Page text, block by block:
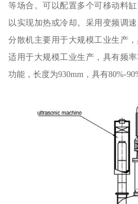
等场合。可以配置多个可移动料
以实现加热或冷却。采用变频调
分散机主要用于大规模工业生产
适用于大规模工业生产，具有频
功能，长度为930mm，具有80%-